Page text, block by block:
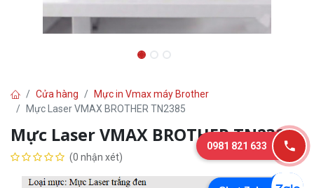
Cửa hàng
Mực in Vmax máy Brother
Mực Laser VMAX BROTHER TN2385
Mực Laser VMAX BROTHER TN2385
(0 nhận xét)
0981 821 633